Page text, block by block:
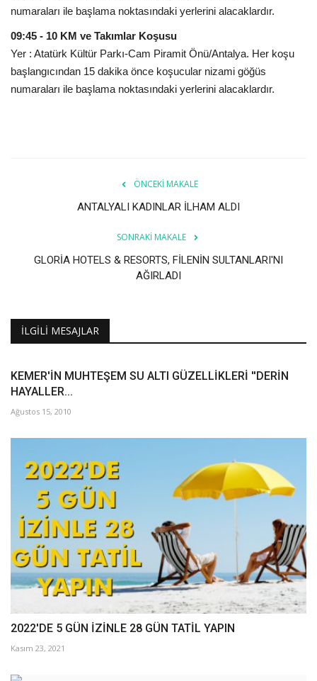
numaraları ile başlama noktasındaki yerlerini alacaklardır.
09:45 - 10 KM ve Takımlar Koşusu
Yer : Atatürk Kültür Parkı-Cam Piramit Önü/Antalya. Her koşu
başlangıcından 15 dakika önce koşucular nizami göğüs
numaraları ile başlama noktasındaki yerlerini alacaklardır.
ÖNCEKI MAKALE
ANTALYALI KADINLAR İLHAM ALDI
SONRAKI MAKALE
GLORİA HOTELS & RESORTS, FİLENİN SULTANLARI'NI
AĞIRLADI
İLGILI MESAJLAR
KEMER'İN MUHTEŞEM SU ALTI GÜZELLİKLERİ ''DERİN
HAYALLER...
Ağustos 15, 2010
2022'DE 5 GÜN İZİNLE 28 GÜN TATİL YAPIN
Kasım 23, 2021